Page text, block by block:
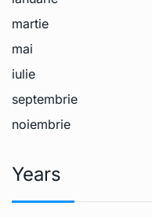
martie
mai
iulie
septembrie
noiembrie
Years